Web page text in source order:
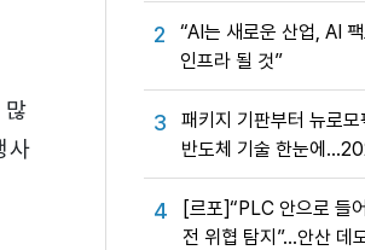
사
2
“AI는 새로운 산업, AI
인프라 될 것”
3
패키지 기판부터 뉴로
반도체 기술 한눈에
성과교류회
4
[르포]“PLC 안으로 들
전 위협 탐지”…안산 데